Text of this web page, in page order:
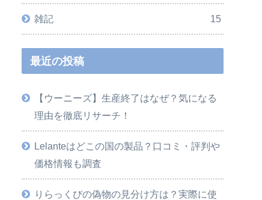
雑記 15
最近の投稿
【ウーニーズ】生産終了はなぜ？気になる
理由を徹底リサーチ！
Lelanteはどこの国の製品？口コミ・評判や
価格情報も調査
りらっくびの偽物の見分け方は？実際に使